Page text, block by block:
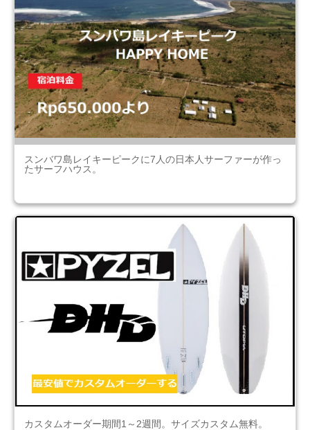
スンバワ島レイキーピークに7人の日本人サーファーが作っ
たサーフハウス。
カスタムオーダー期間1～2週間。サイズカスタム無料。